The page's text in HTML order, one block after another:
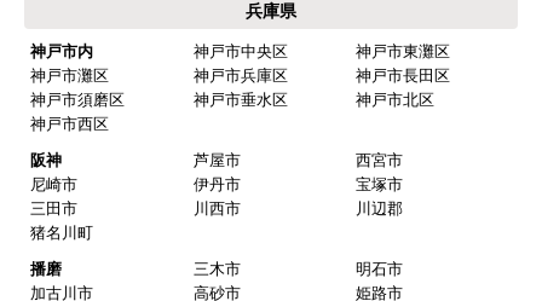
兵庫県
神戸市内 神戸市中央区
神戸市東灘区
神戸市灘区
神戸市兵庫区
神戸市長田区
神戸市須磨区
神戸市垂水区
神戸市北区
神戸市西区
阪神
芦屋市
西宮市
尼崎市
伊丹市
宝塚市
三田市
川西市
川辺郡
猪名川町
播磨
三木市
明石市
加古川市
高砂市
姫路市